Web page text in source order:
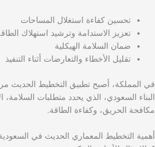
تحسين كفاءة استغلال المساحات
تعزيز الاستدامة وترشيد استهلاك
ضمان السلامة الهيكلية
تقليل الأخطاء والتعارضات أثناء التنفيذ
في المملكة، أصبح تطبيق التخطيط الحديث
البناء السعودي، الذي يحدد متطلبات السلامة،
مكافحة الحريق، وكفاءة الطاقة.
أهمية التخطيط المعماري الحديث في